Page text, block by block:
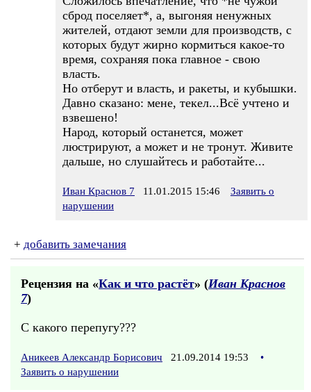
сброд поселяет*, а, выгоняя ненужных
жителей, отдают земли для производств, с
которых будут жирно кормиться какое-то
время, сохраняя пока главное - свою
власть.
Но отберут и власть, и ракеты, и кубышки.
Давно сказано: мене, текел...Всё учтено и
взвешено!
Народ, который останется, может
люстрируют, а может и не тронут. Живите
дальше, но слушайтесь и работайте...
Иван Краснов 7 11.01.2015 15:46
Заявить о
нарушении
+ добавить замечания
Рецензия на «Как и что растёт» (Иван Краснов
7)
С какого перепугу???
Аникеев Александр Борисович 21.09.2014 19:53
•
Заявить о нарушении